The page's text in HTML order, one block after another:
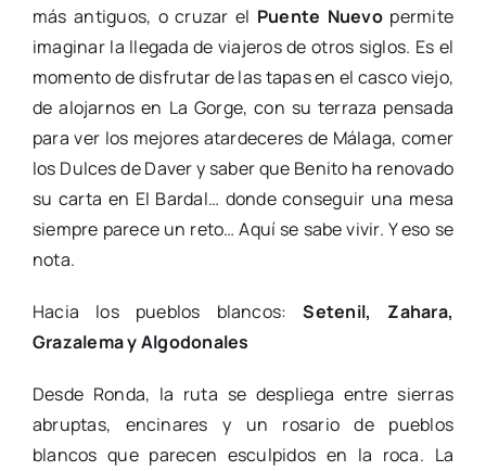
más antiguos, o cruzar el Puente Nuevopermite
imaginar la llegada de viajeros de otros siglos. Es el
momento de disfrutar de las tapas en el casco viejo,
de alojarnos en La Gorge, con su terraza pensada
para ver los mejores atardeceres de Málaga, comer
los Dulces de Daver y saber que Benito ha renovado
su carta en El Bardal… donde conseguir una mesa
siempre parece un reto… Aquí se sabe vivir. Y eso se
nota.
Hacia los pueblos blancos:Setenil, Zahara,
Grazalema y Algodonales
Desde Ronda, la ruta se despliega entre sierras
abruptas, encinares y un rosario de pueblos
blancos que parecen esculpidos en la roca. La